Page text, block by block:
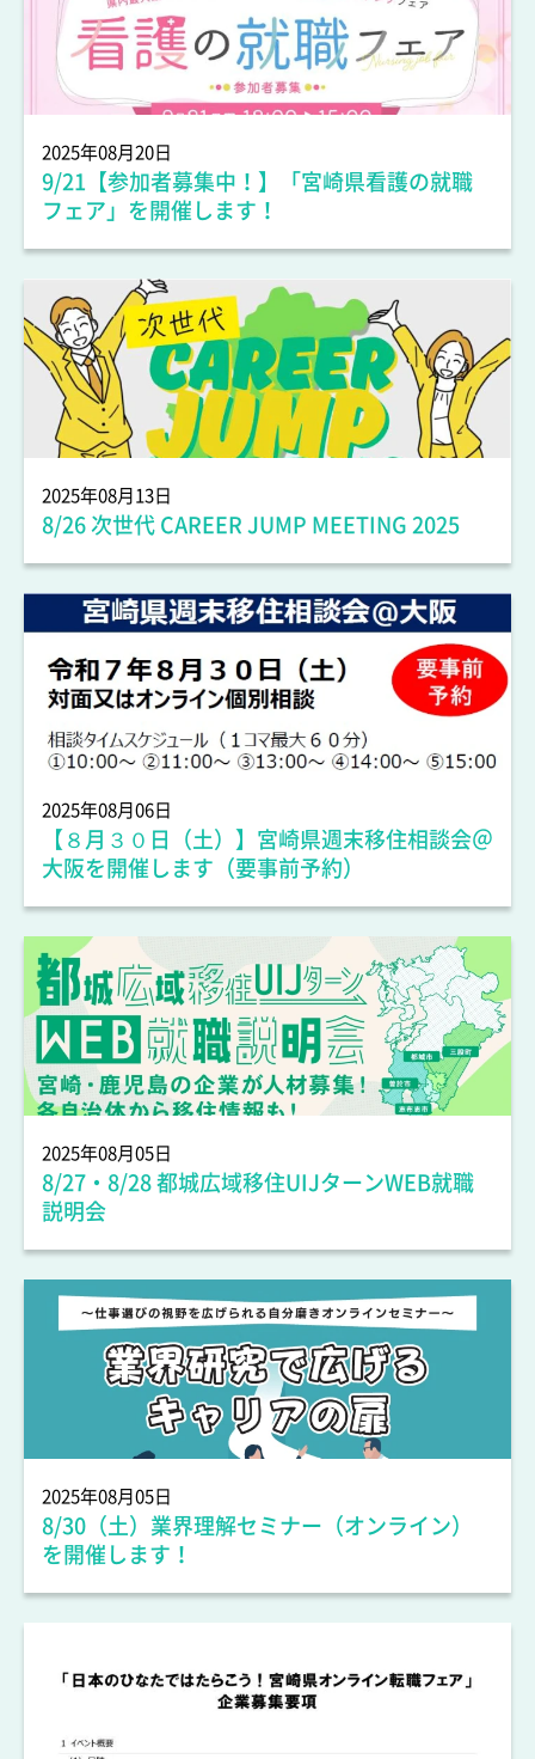
2025年08月20日
9/21【参加者募集中！】「宮崎県看護の就職
フェア」を開催します！
2025年08月13日
8/26 次世代 CAREER JUMP MEETING 2025
2025年08月06日
【８月３０日（土）】宮崎県週末移住相談会＠
大阪を開催します（要事前予約）
2025年08月05日
8/27・8/28 都城広域移住UIJターンWEB就職
説明会
2025年08月05日
8/30（土）業界理解セミナー（オンライン）
を開催します！